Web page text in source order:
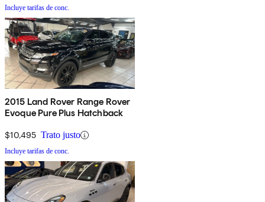
Incluye tarifas de conc.
2015 Land Rover Range Rover
Evoque Pure Plus Hatchback
$10,495 Trato justo
Incluye tarifas de conc.